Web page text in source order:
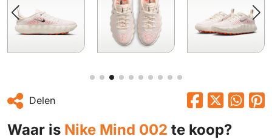
Delen
Waar is Nike Mind 002 te koop?